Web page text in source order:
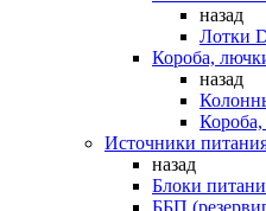
назад
Лотки
Короба,
назад
Источники
назад
Блоки
ББП